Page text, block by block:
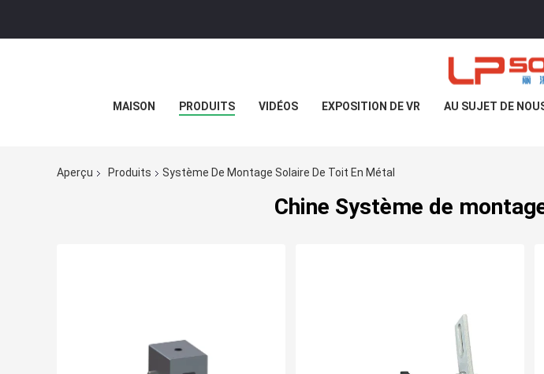
MAISON PRODUITS VIDÉOS EXPOSITION DE VR AU SUJET DE
Aperçu Produits Système De Montage Solaire De Toit En Métal
Chine Système de